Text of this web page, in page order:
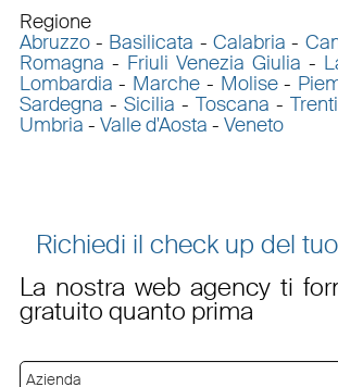
Regione
Abruzzo- Basilicata - Calabria -
Romagna - Friuli Venezia Giulia -
Lombardia - Marche - Molise-
Sardegna - Sicilia - Toscana -
Umbria - Valle d'Aosta - Veneto
Richiedi il check up del
La nostra web agency ti
gratuito quanto prima